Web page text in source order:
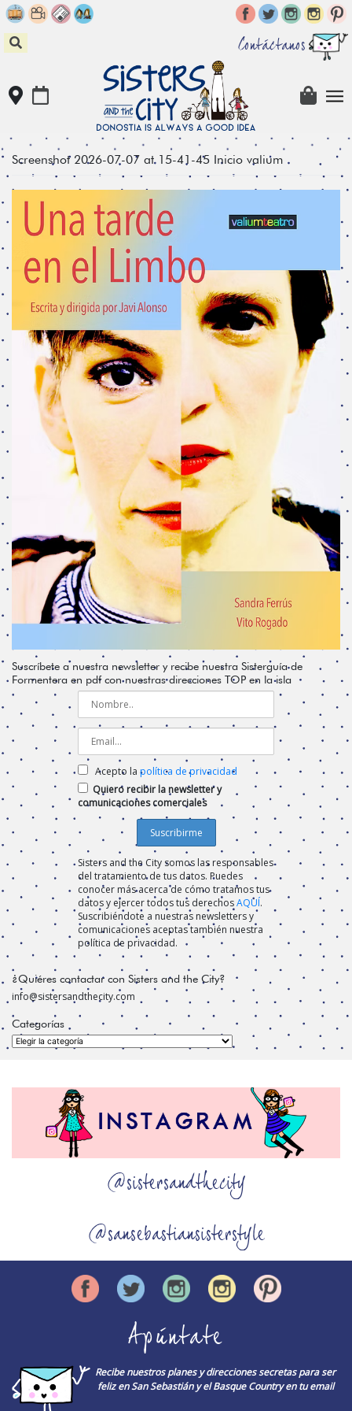
Skip
to
content
Contáctanos
Screenshot 2026-07-07 at 15-41-45 Inicio valium
Suscríbete a nuestra newsletter y recibe nuestra Sisterguía de
Formentera en pdf con nuestras direcciones TOP en la isla
Acepto la política de privacidad
Quiero recibir la newsletter y
comunicaciones comerciales
Sisters and the City somos las responsables
del tratamiento de tus datos. Puedes
conocer más acerca de cómo tratamos tus
datos y ejercer todos tus derechosAQUÍ.
Suscribiéndote a nuestras newsletters y
comunicaciones aceptas también nuestra
política de privacidad.
¿Quiéres contactar con Sisters and the City?
info@sistersandthecity.com
Categorías
Categorías
@sistersandthecity
@sansebastiansisterstyle
Apúntate
Recibe nuestros planes y direcciones secretas para ser
feliz en San Sebastián y el Basque Country en tu email